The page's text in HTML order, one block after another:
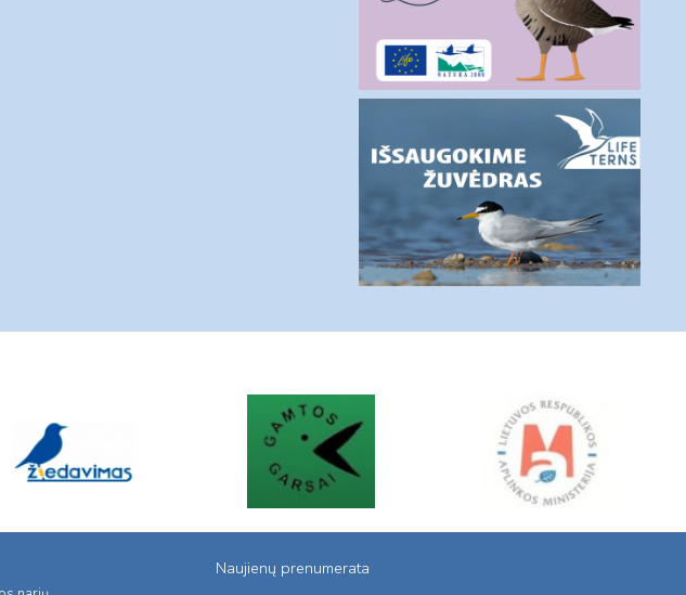
Naujienų prenumerata